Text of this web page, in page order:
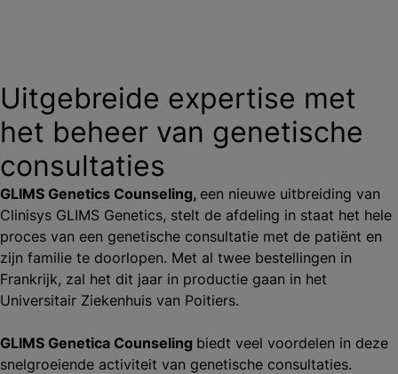
Uitgebreide expertise met
het beheer van genetische
consultaties
GLIMS Genetics Counseling, een nieuwe uitbreiding van
Clinisys GLIMS Genetics, stelt de afdeling in staat het hele
proces van een genetische consultatie met de patiënt en
zijn familie te doorlopen. Met al twee bestellingen in
Frankrijk, zal het dit jaar in productie gaan in het
Universitair Ziekenhuis van Poitiers.
GLIMS Genetica Counseling biedt veel voordelen in deze
snelgroeiende activiteit van genetische consultaties.